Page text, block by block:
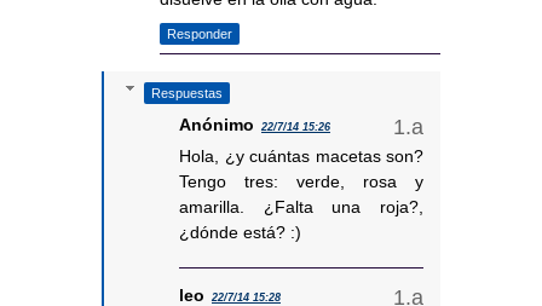
Responder
Respuestas
Anónimo 22/7/14 15:26
Hola, ¿y cuántas macetas son?
Tengo tres: verde, rosa y
amarilla. ¿Falta una roja?,
¿dónde está? :)
leo 22/7/14 15:28